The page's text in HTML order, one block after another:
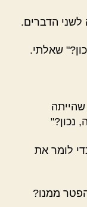
הדברים.
שאלתי.
נכון?"
לומר את
ממנו?